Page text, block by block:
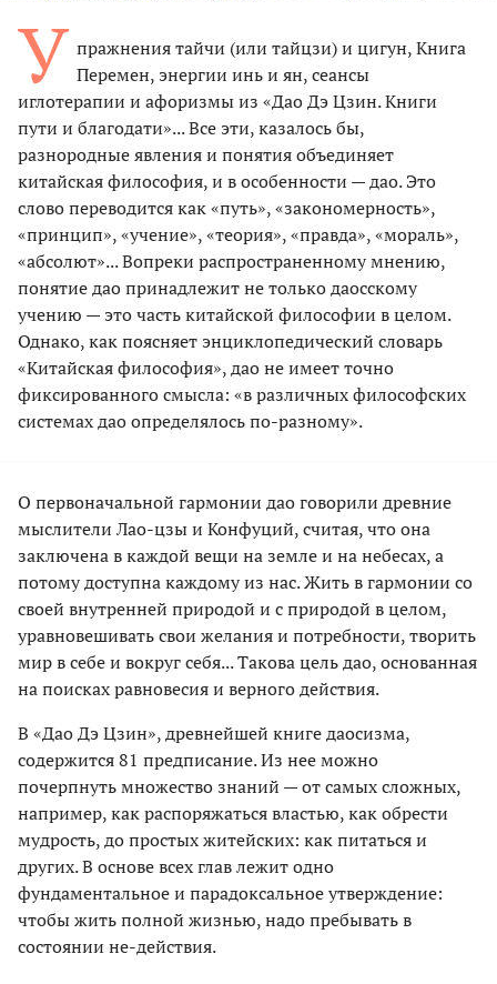
У пражнения тайчи (или тайцзи) и цигун, Книга
Перемен, энергии инь и ян, сеансы
иглотерапии и афоризмы из «Дао Дэ Цзин. Книги
пути и благодати»... Все эти, казалось бы,
разнородные явления и понятия объединяет
китайская философия, и в особенности — дао. Это
слово переводится как «путь», «закономерность»,
«принцип», «учение», «теория», «правда», «мораль»,
«абсолют»... Вопреки распространенному мнению,
понятие дао принадлежит не только даосскому
учению — это часть китайской философии в целом.
Однако, как поясняет энциклопедический словарь
«Китайская философия», дао не имеет точно
фиксированного смысла: «в различных философских
системах дао определялось по-разному».
О первоначальной гармонии дао говорили древние
мыслители Лао-цзы и Конфуций, считая, что она
заключена в каждой вещи на земле и на небесах, а
потому доступна каждому из нас. Жить в гармонии со
своей внутренней природой и с природой в целом,
уравновешивать свои желания и потребности, творить
мир в себе и вокруг себя... Такова цель дао, основанная
на поисках равновесия и верного действия.
В «Дао Дэ Цзин», древнейшей книге даосизма,
содержится 81 предписание. Из нее можно
почерпнуть множество знаний — от самых сложных,
например, как распоряжаться властью, как обрести
мудрость, до простых житейских: как питаться и
других. В основе всех глав лежит одно
фундаментальное и парадоксальное утверждение:
чтобы жить полной жизнью, надо пребывать в
состоянии не-действия.